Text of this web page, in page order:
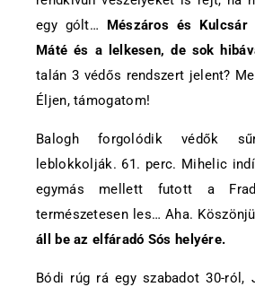
egy gólt… Mészáros és
Máté és a lelkesen, de sok
talán 3 védős rendszert jelent?
Éljen, támogatom!
Balogh forgolódik védők
leblokkolják. 61. perc. Mihelic
egymás mellett futott a
természetesen les… Aha.
áll be az elfáradó Sós helyére.
Bódi rúg rá egy szabadot 30-ról,